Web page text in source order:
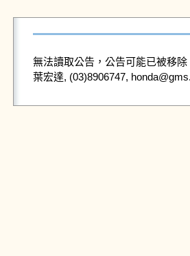
無法讀取公告，公告可能已被移除
葉宏達, (03)8906747,